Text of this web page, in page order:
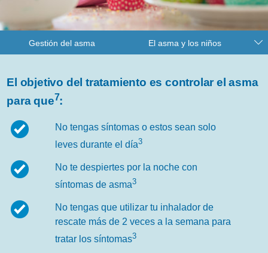
Gestión del asma El asma y los niños
El objetivo del tratamiento es controlar el asma
para que7:
No tengas síntomas o estos sean solo
leves durante el día3
No te despiertes por la noche con
síntomas de asma3
No tengas que utilizar tu inhalador de
rescate más de 2 veces a la semana para
tratar los síntomas3